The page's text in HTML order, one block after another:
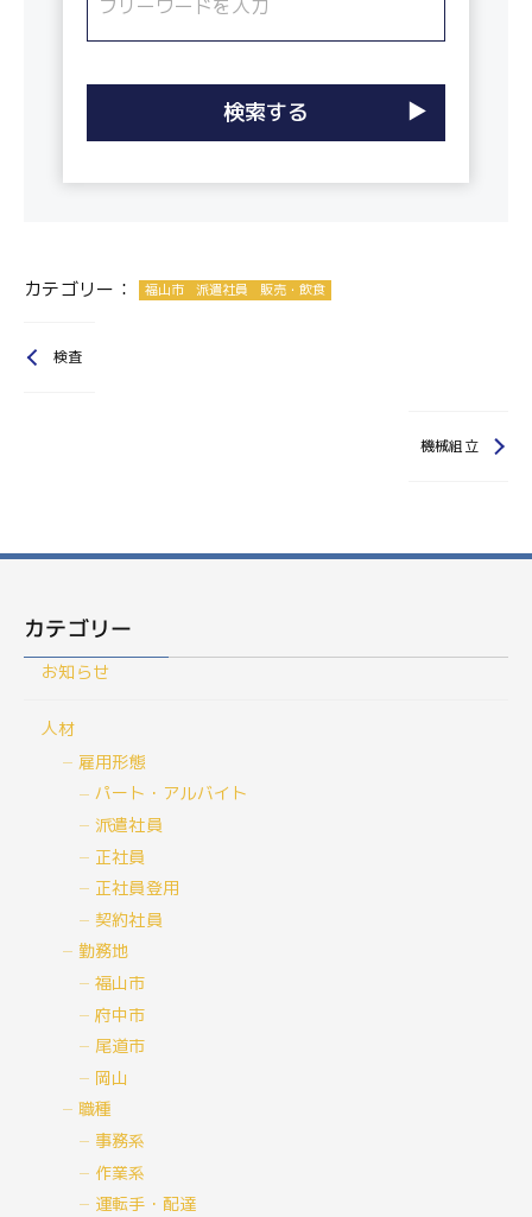
カテゴリー： 福山市 派遣社員 販売・飲食
検査
機械組立
カテゴリー
お知らせ
人材
雇用形態
パート・アルバイト
派遣社員
正社員
正社員登用
契約社員
勤務地
福山市
府中市
尾道市
岡山
職種
事務系
作業系
運転手・配達